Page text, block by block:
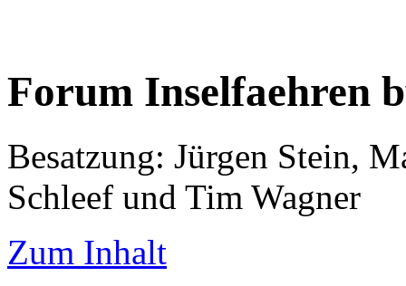
Forum Inselfaehren
Besatzung: Jürgen Stein,
Schleef und Tim Wagner
Zum Inhalt